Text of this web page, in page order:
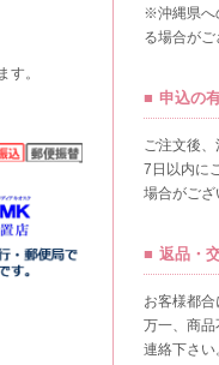
。
※沖縄県へ
る場合がご
申込の
ご注文後、
7日以内に
場合がござ
返品・
お客様都合
万一、商
連絡下さい